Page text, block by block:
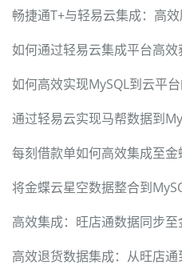
畅捷通T+与轻易云集成：高
如何通过轻易云集成平台高
如何高效实现MySQL到云平
通过轻易云实现马帮数据到
每刻借款单如何高效集成至金
将金蝶云星空数据整合到
高效集成：旺店通数据同步至
高效退货数据集成：从旺店